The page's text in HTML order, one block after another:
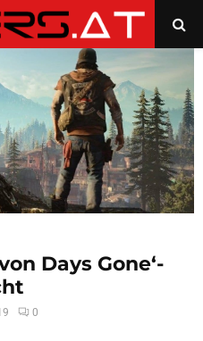
Days Gone‘-
0